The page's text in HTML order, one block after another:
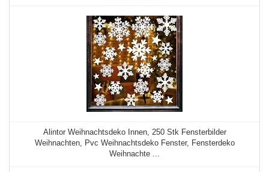
Alintor Weihnachtsdeko Innen, 250 Stk Fensterbilder
Weihnachten, Pvc Weihnachtsdeko Fenster, Fensterdeko
Weihnachte ...